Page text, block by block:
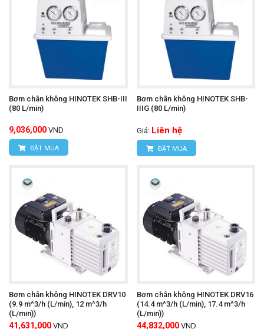
Bơm chân không HINOTEK SHB-III
(80 L/min)
9,036,000 VND
ĐẶT MUA
Bơm chân không HINOTEK SHB-
IIIG (80 L/min)
Giá: Liên hệ
ĐẶT MUA
Bơm chân không HINOTEK DRV10
(9.9 m^3/h (L/min), 12 m^3/h
(L/min))
41,631,000 VND
Bơm chân không HINOTEK DRV16
(14.4 m^3/h (L/min), 17.4 m^3/h
(L/min))
44,832,000 VND